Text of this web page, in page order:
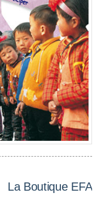
La Boutique EFA